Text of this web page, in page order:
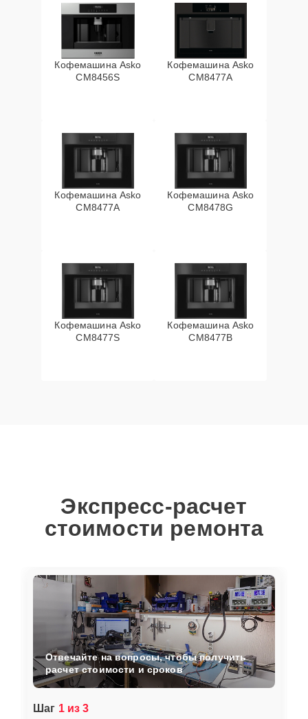
Кофемашина Asko
CM8456S
Кофемашина Asko
CM8477A
Кофемашина Asko
СМ8477А
Кофемашина Asko
CM8478G
Кофемашина Asko
CM8477S
Кофемашина Asko
CM8477B
Экспресс-расчет
стоимости ремонта
Шаг 1 из 3
Отвечайте на вопросы, чтобы получить
расчет стоимости и сроков